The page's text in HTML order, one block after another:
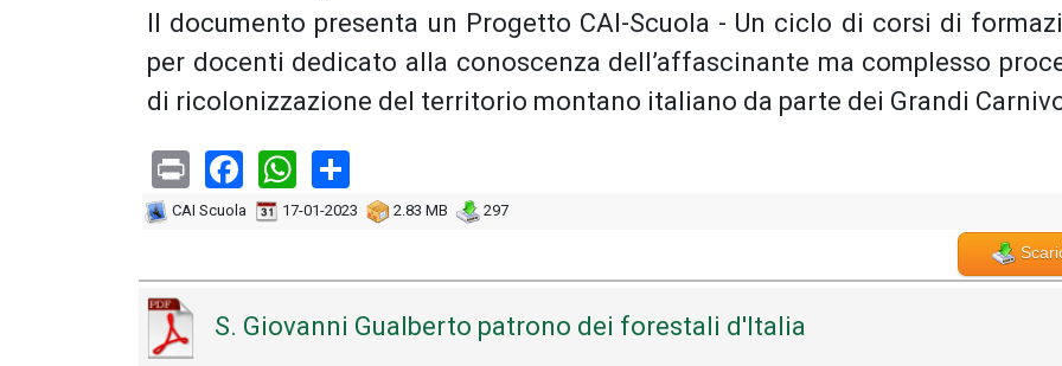
Il documento presenta un Progetto CAI-Scuola - Un ciclo di corsi di
per docenti dedicato alla conoscenza dell’affascinante ma complesso
di ricolonizzazione del territorio montano italiano da parte dei Grandi
PrintFacebook
WhatsApp
CAI Scuola 17-01-2023 2.83 MB 297
S. Giovanni Gualberto patrono dei forestali d'Italia